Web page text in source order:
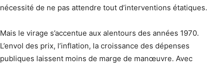
nécessité de ne pas attendre tout d’interventions étatiques.
Mais le virage s’accentue aux alentours des années 1970.
L’envol des prix, l’inflation, la croissance des dépenses
publiques laissent moins de marge de manœuvre. Avec